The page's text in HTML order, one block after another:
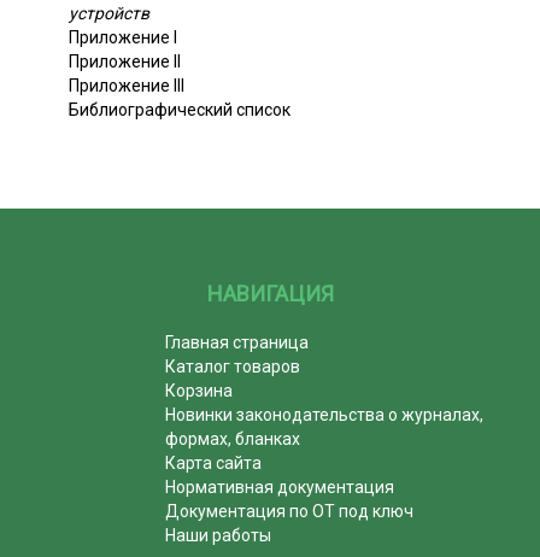
устройств
Приложение I
Приложение II
Приложение III
Библиографический список
НАВИГАЦИЯ
Главная страница
Каталог товаров
Корзина
Новинки законодательства о журналах,
формах, бланках
Карта сайта
Нормативная документация
Документация по ОТ под ключ
Наши работы